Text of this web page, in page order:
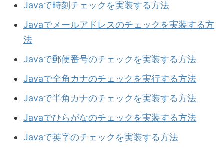
Javaで時刻チェックを実装する方法
Javaでメールアドレスのチェックを実装する方
法
Javaで郵便番号のチェックを実装する方法
Javaで全角カナのチェックを実行する方法
Javaで半角カナのチェックを実装する方法
Javaでひらがなのチェックを実装する方法
Javaで英字のチェックを実装する方法